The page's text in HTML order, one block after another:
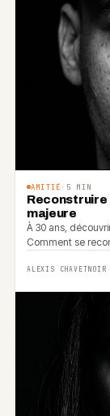
AMITIÉ · 5 MIN
Reconstruire
majeure
À 30 ans,
Comment se
ALEXIS CHAVETNOIR